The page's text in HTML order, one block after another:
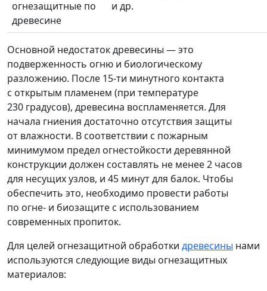
огнезащитные по
древесине
и др.
Основной недостаток древесины ― это
подверженность огню и биологическому
разложению. После 15-ти минутного контакта
с открытым пламенем (при температуре
230 градусов), древесина воспламеняется. Для
начала гниения достаточно отсутствия защиты
от влажности. В соответствии с пожарным
минимумом предел огнестойкости деревянной
конструкции должен составлять не менее 2 часов
для несущих узлов, и 45 минут для балок. Чтобы
обеспечить это, необходимо провести работы
по огне- и биозащите с использованием
современных пропиток.
Для целей огнезащитной обработки древесины нами
используются следующие виды огнезащитных
материалов: